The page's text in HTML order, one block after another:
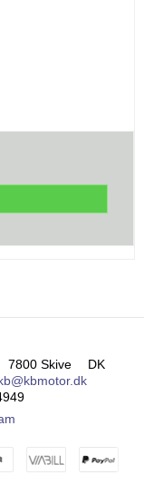
7800 Skive
DK